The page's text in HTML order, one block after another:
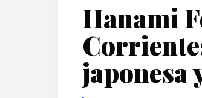
Hanami
japonesa